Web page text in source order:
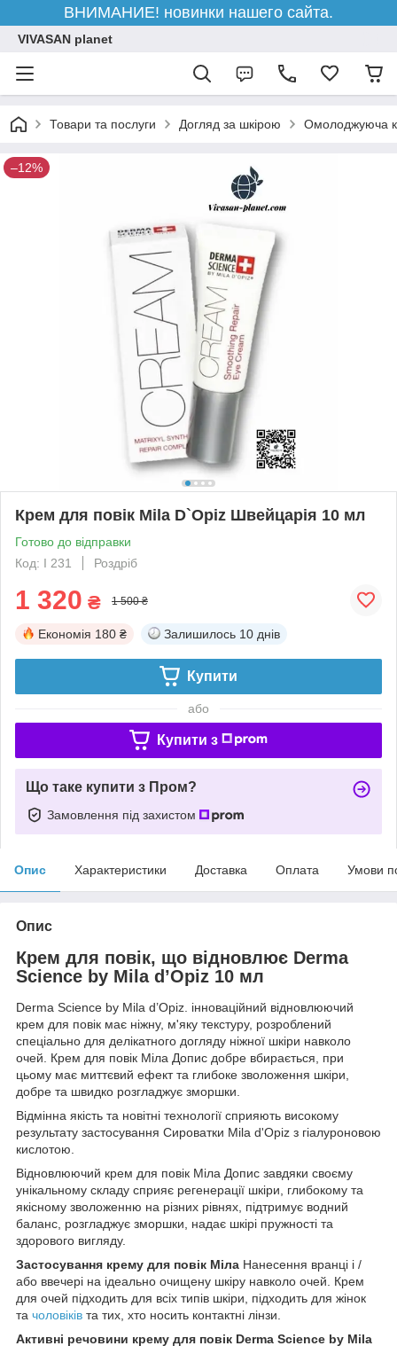
ВНИМАНИЕ! новинки нашего сайта.
VIVASAN planet
Товари та послуги Догляд за шкірою Омолоджуюча
–12%
Крем для повік Mila D`Opiz Швейцарія 10 мл
Готово до відправки
Код: I 231
Роздріб
1 320 ₴ 1 500 ₴
Економія 180 ₴ Залишилось 10 днів
Купити
або
Купити з
Що таке купити з Пром?
Замовлення під захистом
Опис Характеристики Доставка Оплата Умови
Опис
Крем для повік, що відновлює Derma
Science by Mila d’Opiz 10 мл
Derma Science by Mila d’Opiz. інноваційний відновлюючий
крем для повік має ніжну, м'яку текстуру, розроблений
спеціально для делікатного догляду ніжної шкіри навколо
очей. Крем для повік Міла Допис добре вбирається, при
цьому має миттєвий ефект та глибоке зволоження шкіри,
добре та швидко розгладжує зморшки.
Відмінна якість та новітні технології сприяють високому
результату застосування Сироватки Mila d'Opiz з гіалуроновою
кислотою.
Відновлюючий крем для повік Міла Допис завдяки своєму
унікальному складу сприяє регенерації шкіри, глибокому та
якісному зволоженню на різних рівнях, підтримує водний
баланс, розгладжує зморшки, надає шкірі пружності та
здорового вигляду.
Застосування крему для повік Міла Нанесення вранці і /
або ввечері на ідеально очищену шкіру навколо очей. Крем
для очей підходить для всіх типів шкіри, підходить для жінок
та чоловіків та тих, хто носить контактні лінзи.
Активні речовини крему для повік Derma Science by Mila